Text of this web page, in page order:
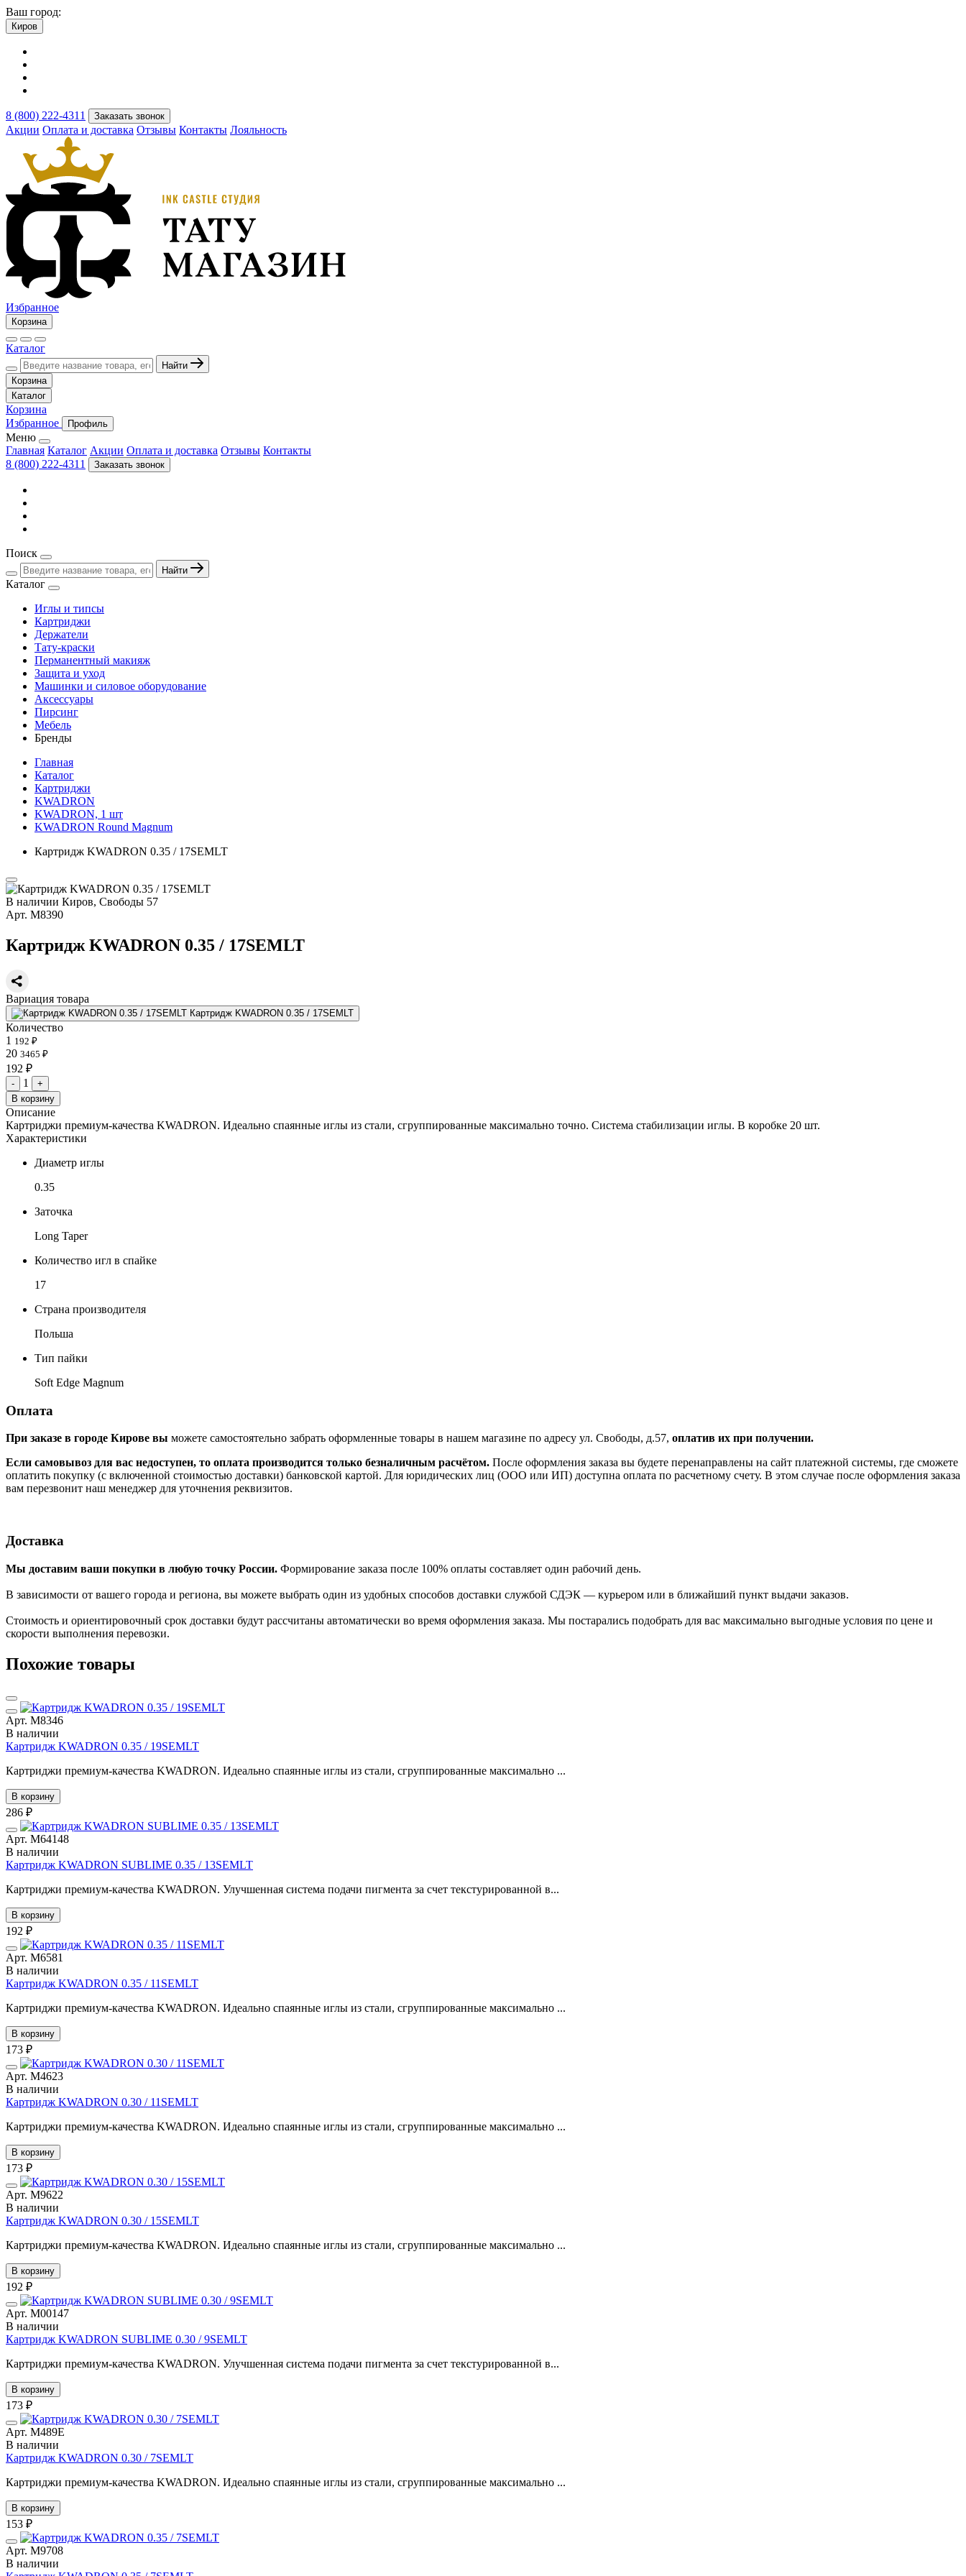
Ваш город:
Киров
8 (800) 222-4311 Заказать звонок
Акции Оплата и доставка Отзывы Контакты Лояльность
Избранное
Корзина
Каталог
Найти
Корзина
Каталог
Корзина
Избранное
Профиль
Меню
Главная Каталог Акции Оплата и доставка Отзывы Контакты
8 (800) 222-4311
Заказать звонок
Поиск
Найти
Каталог
Иглы и типсы
Картриджи
Держатели
Тату-краски
Перманентный макияж
Защита и уход
Машинки и силовое оборудование
Аксессуары
Пирсинг
Мебель
Бренды
Главная
Каталог
Картриджи
KWADRON
KWADRON, 1 шт
KWADRON Round Magnum
Картридж KWADRON 0.35 / 17SEMLT
В наличии Киров, Свободы 57
Арт. М8390
Картридж KWADRON 0.35 / 17SEMLT
Вариация товара
Картридж KWADRON 0.35 / 17SEMLT
Количество
1 192 ₽
20 3465 ₽
192 ₽
- 1
+
В корзину
Описание
Картриджи премиум-качества KWADRON. Идеально спаянные иглы из стали, сгруппированные максимально точно. Система стабилизации иглы. В коробке 20 шт.
Характеристики
Диаметр иглы
0.35
Заточка
Long Taper
Количество игл в спайке
17
Страна производителя
Польша
Тип пайки
Soft Edge Magnum
Оплата
При заказе в городе Кирове вы можете самостоятельно забрать оформленные товары в нашем магазине по адресу ул. Свободы, д.57, оплатив их при получении.
Если самовывоз для вас недоступен, то оплата производится только безналичным расчётом. После оформления заказа вы будете перенаправлены на сайт платежной системы, где сможете
оплатить покупку (с включенной стоимостью доставки) банковской картой. Для юридических лиц (ООО или ИП) доступна оплата по расчетному счету. В этом случае после оформления заказа
вам перезвонит наш менеджер для уточнения реквизитов.
Доставка
Мы доставим ваши покупки в любую точку России. Формирование заказа после 100% оплаты составляет один рабочий день.
В зависимости от вашего города и региона, вы можете выбрать один из удобных способов доставки службой СДЭК — курьером или в ближайший пункт выдачи заказов.
Стоимость и ориентировочный срок доставки будут рассчитаны автоматически во время оформления заказа. Мы постарались подобрать для вас максимально выгодные условия по цене и
скорости выполнения перевозки.
Похожие товары
Арт. М8346
В наличии
Картридж KWADRON 0.35 / 19SEMLT
Картриджи премиум-качества KWADRON. Идеально спаянные иглы из стали, сгруппированные максимально ...
В корзину
286 ₽
Арт. М64148
В наличии
Картридж KWADRON SUBLIME 0.35 / 13SEMLT
Картриджи премиум-качества KWADRON. Улучшенная система подачи пигмента за счет текстурированной в...
В корзину
192 ₽
Арт. М6581
В наличии
Картридж KWADRON 0.35 / 11SEMLT
Картриджи премиум-качества KWADRON. Идеально спаянные иглы из стали, сгруппированные максимально ...
В корзину
173 ₽
Арт. М4623
В наличии
Картридж KWADRON 0.30 / 11SEMLT
Картриджи премиум-качества KWADRON. Идеально спаянные иглы из стали, сгруппированные максимально ...
В корзину
173 ₽
Арт. М9622
В наличии
Картридж KWADRON 0.30 / 15SEMLT
Картриджи премиум-качества KWADRON. Идеально спаянные иглы из стали, сгруппированные максимально ...
В корзину
192 ₽
Арт. М00147
В наличии
Картридж KWADRON SUBLIME 0.30 / 9SEMLT
Картриджи премиум-качества KWADRON. Улучшенная система подачи пигмента за счет текстурированной в...
В корзину
173 ₽
Арт. М489E
В наличии
Картридж KWADRON 0.30 / 7SEMLT
Картриджи премиум-качества KWADRON. Идеально спаянные иглы из стали, сгруппированные максимально ...
В корзину
153 ₽
Арт. М9708
В наличии